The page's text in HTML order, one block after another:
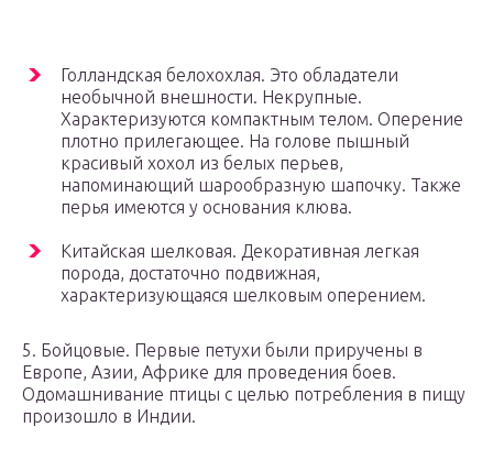
Голландская белохохлая. Это обладатели
необычной внешности. Некрупные.
Характеризуются компактным телом. Оперение
плотно прилегающее. На голове пышный
красивый хохол из белых перьев,
напоминающий шарообразную шапочку. Также
перья имеются у основания клюва.
Китайская шелковая. Декоративная легкая
порода, достаточно подвижная,
характеризующаяся шелковым оперением.
5. Бойцовые. Первые петухи были приручены в
Европе, Азии, Африке для проведения боев.
Одомашнивание птицы с целью потребления в пищу
произошло в Индии.